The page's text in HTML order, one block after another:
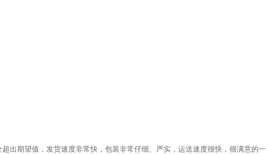
出期望值，发货速度非常快，包装非常仔细、严实，运送速度很快，很满意的一